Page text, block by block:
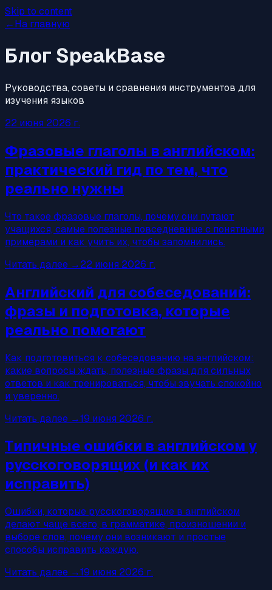
Skip to content
←На главную
Блог SpeakBase
Руководства, советы и сравнения инструментов для
изучения языков
22 июня 2026 г.
Фразовые глаголы в английском:
практический гид по тем, что
реально нужны
Что такое фразовые глаголы, почему они путают
учащихся, самые полезные повседневные с понятными
примерами и как учить их, чтобы запомнились.
Читать далее →22 июня 2026 г.
Английский для собеседований:
фразы и подготовка, которые
реально помогают
Как подготовиться к собеседованию на английском:
какие вопросы ждать, полезные фразы для сильных
ответов и как тренироваться, чтобы звучать спокойно
и уверенно.
Читать далее →19 июня 2026 г.
Типичные ошибки в английском у
русскоговорящих (и как их
исправить)
Ошибки, которые русскоговорящие в английском
делают чаще всего, в грамматике, произношении и
выборе слов, почему они возникают и простые
способы исправить каждую.
Читать далее →19 июня 2026 г.